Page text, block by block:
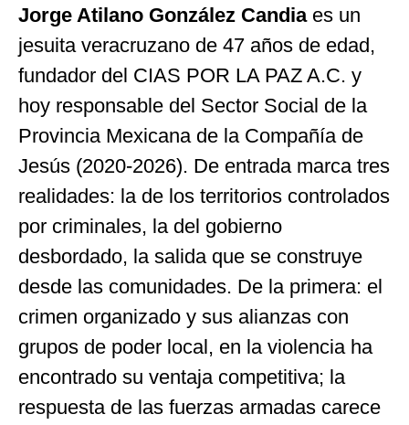
Jorge Atilano González Candia es un
jesuita veracruzano de 47 años de edad,
fundador del CIAS POR LA PAZ A.C. y
hoy responsable del Sector Social de la
Provincia Mexicana de la Compañía de
Jesús (2020-2026). De entrada marca tres
realidades: la de los territorios controlados
por criminales, la del gobierno
desbordado, la salida que se construye
desde las comunidades. De la primera: el
crimen organizado y sus alianzas con
grupos de poder local, en la violencia ha
encontrado su ventaja competitiva; la
respuesta de las fuerzas armadas carece